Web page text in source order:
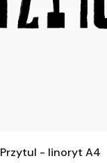
Przytul - linoryt A4